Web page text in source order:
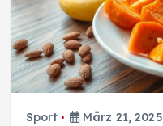
Sport März 21, 2025